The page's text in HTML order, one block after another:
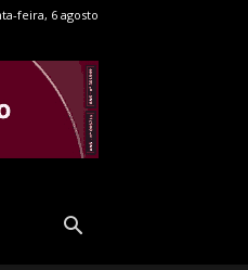
feira, 6 agosto